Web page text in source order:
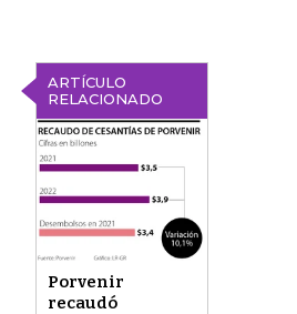
ARTÍCULO
RELACIONADO
Porvenir
recaudó